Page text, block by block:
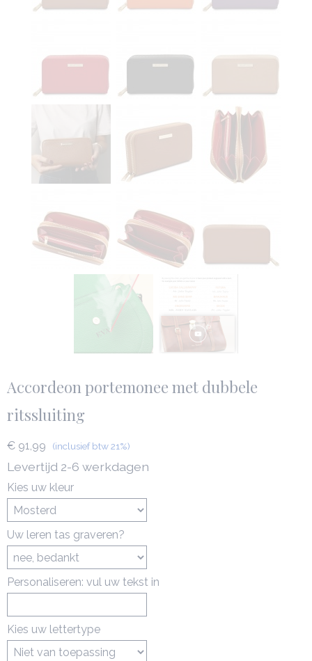
Accordeon portemonee met dubbele
ritssluiting
€ 91,99 (inclusief btw 21%)
Levertijd 2-6 werkdagen
Kies uw kleur
Uw leren tas graveren?
Personaliseren: vul uw tekst in
Kies uw lettertype